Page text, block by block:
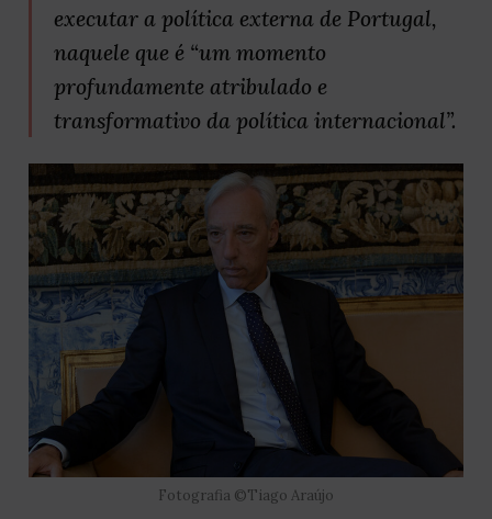
executar a política externa de Portugal,
naquele que é “um momento
profundamente atribulado e
transformativo da política internacional”.
Fotografia ©Tiago Araújo